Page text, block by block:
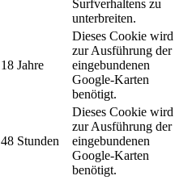
Surfverhaltens zu
unterbreiten.
18 Jahre
Dieses Cookie wird
zur Ausführung der
eingebundenen
Google-Karten
benötigt.
48 Stunden
Dieses Cookie wird
zur Ausführung der
eingebundenen
Google-Karten
benötigt.